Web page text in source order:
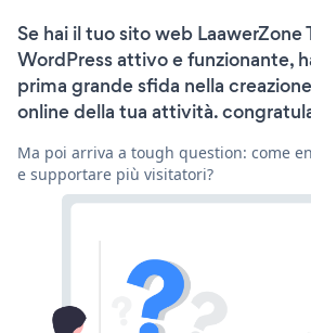
Se hai il tuo sito web LaawerZone
WordPress attivo e funzionante,
prima grande sfida nella
online della tua attività.
Ma poi arriva a tough question: come
e supportare più visitatori?